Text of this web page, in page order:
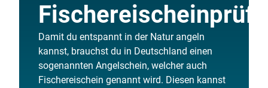
Damit du entspannt in der Natur angeln
kannst, brauchst du in Deutschland einen
sogenannten Angelschein, welcher auch
Fischereischein genannt wird. Diesen kannst